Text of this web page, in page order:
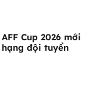
Cup 2026 mới
đội tuyển